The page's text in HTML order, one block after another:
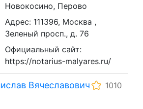
Новокосино, Перово
Адрес: 111396, Москва ,
Зеленый просп., д. 76
Официальный сайт:
https://notarius-malyares.ru/
Вячеславович
1010